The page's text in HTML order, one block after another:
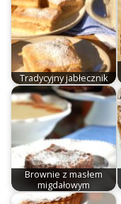
Tradycyjny jabłecznik
Brownie z masłem
migdałowym